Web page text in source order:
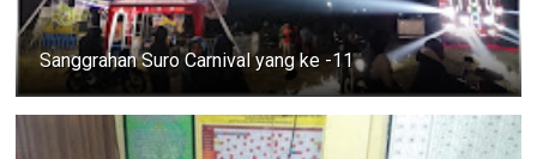
Sanggrahan Suro Carnival yang ke -11